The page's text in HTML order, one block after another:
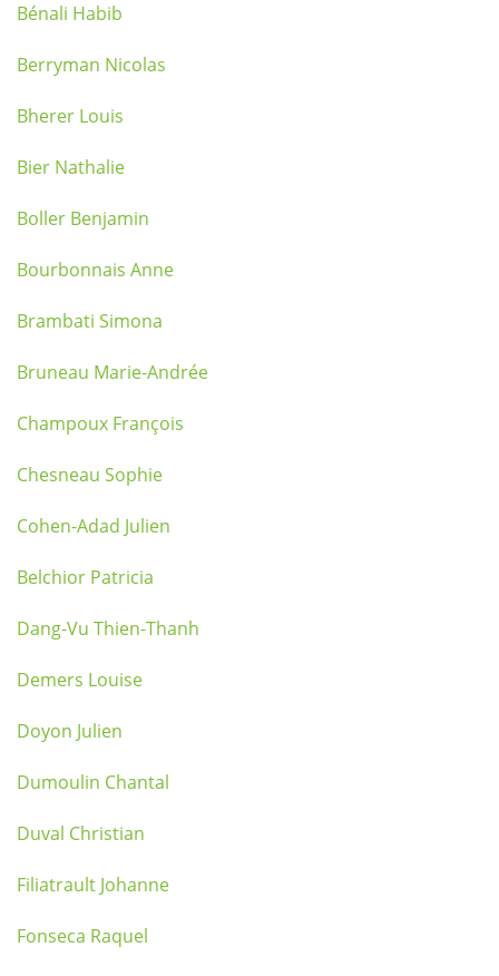
Bénali Habib
Berryman Nicolas
Bherer Louis
Bier Nathalie
Boller Benjamin
Bourbonnais Anne
Brambati Simona
Bruneau Marie-Andrée
Champoux François
Chesneau Sophie
Cohen-Adad Julien
Belchior Patricia
Dang-Vu Thien-Thanh
Demers Louise
Doyon Julien
Dumoulin Chantal
Duval Christian
Filiatrault Johanne
Fonseca Raquel